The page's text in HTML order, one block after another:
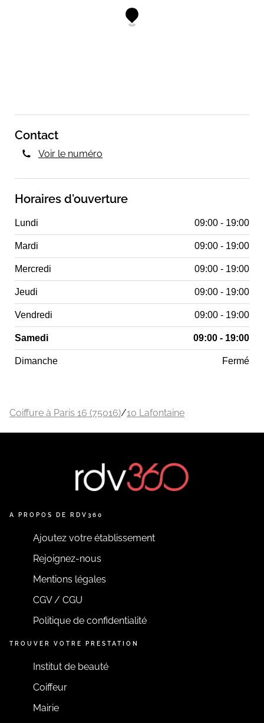
Contact
Voir le numéro
Horaires d'ouverture
Lundi 09:00 - 19:00
Mardi 09:00 - 19:00
Mercredi 09:00 - 19:00
Jeudi 09:00 - 19:00
Vendredi 09:00 - 19:00
Samedi 09:00 - 19:00
Dimanche Fermé
Coiffure à Paris 16 (75016)/10 Lafontaine
A PROPOS DE RDV360
Ajoutez votre établissement
Rejoignez-nous
Mentions légales
CGV / CGU
Politique de confidentialité
TROUVER VOTRE PRESTATION
Institut de beauté
Coiffeur
Mairie